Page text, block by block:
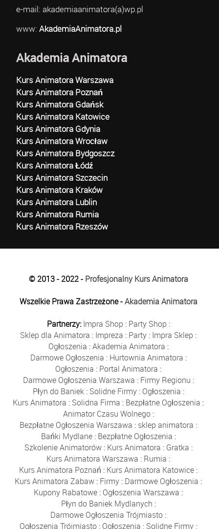
e-mail: akademiaanimatora(a)wp.pl
www: AkademiaAnimatora.pl
Akademia Animatora
Kurs Animatora Warszawa
Kurs Animatora Poznań
Kurs Animatora Gdańsk
Kurs Animatora Katowice
Kurs Animatora Gdynia
Kurs Animatora Wrocław
Kurs Animatora Bydgoszcz
Kurs Animatora Łódź
Kurs Animatora Szczecin
Kurs Animatora Kraków
Kurs Animatora Lublin
Kurs Animatora Rumia
Kurs Animatora Rzeszów
© 2013 - 2022 - Profesjonalny Kurs Animatora
Wszelkie Prawa Zastrzeżone -Akademia Animatora
Partnerzy: Impra Shop : Party Shop :
Sklep dla Animatora : Impreza : Party : Impra Sklep :
Ogłoszenia :Akademia Animatora :
Darmowe Ogłoszenia : Hurtownia Animatora :
Ogłoszenia : Portal Animatora :
Darmowe Ogłoszenia Warszawa : Firmy Regionu :
Płyn do Baniek: Solidne Firmy: Ogłoszenia :
Kurs Animatora : Solidna Firma : Bezpłatne Ogłoszenia :
Animator Czasu Wolnego:
Bezpłatne Ogłoszenia Warszawa : sklep animatora :
Bańki Mydlane: Bezpłatne Ogłoszenia :
Szkolenie Animatorów: Kurs Animatora : Gratka :
Kurs Animatora Warszawa : Rumia :
Kurs Animatora Poznań : Kurs Animatora Katowice :
Kurs Animatora Zabaw : Firmy : Darmowe Ogłoszenia :
Kupony Rabatowe : Ogłoszenia Warszawa :
Płyn do Baniek Mydlanych :
Darmowe Ogłoszenia Trójmiasto :
Ogłoszenia Trójmiasto : Ogłoszenia : Solidne Firmy :